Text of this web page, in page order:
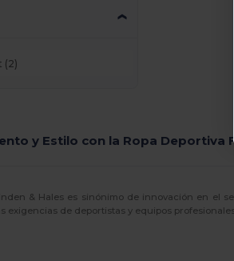
Premium
(2)
(11)
(2)
y Estilo con la Ropa Deportiva
& Hales es sinónimo de innovación en el
exigencias de deportistas y equipos